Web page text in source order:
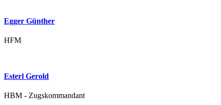
Egger Günther
HFM
Esterl Gerold
HBM - Zugskommandant